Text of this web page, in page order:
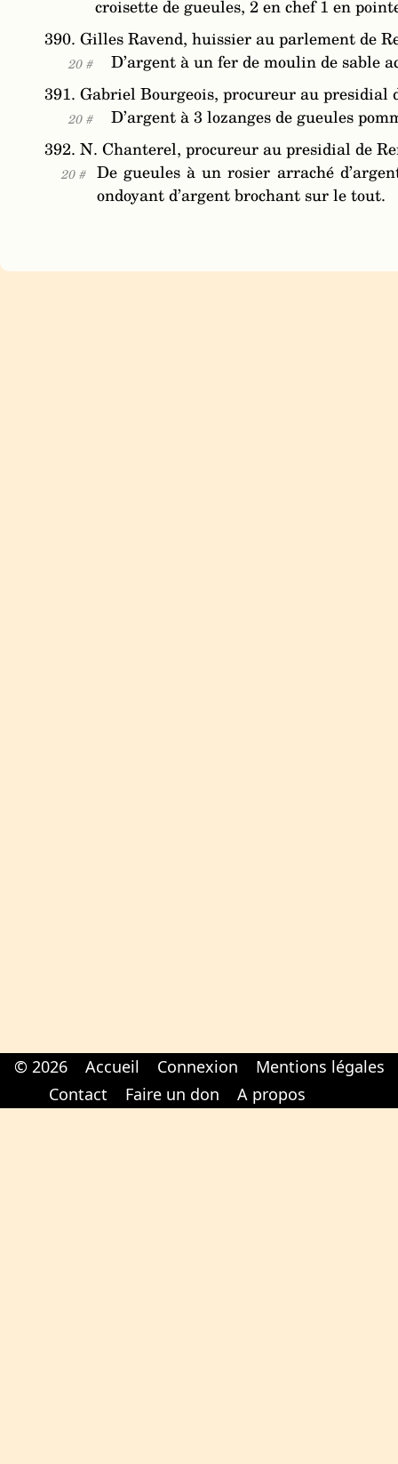
croisette de gueules, 2 en chef 1 en
390. Gilles Ravend, huissier au parlement de
20 #
D’argent à un fer de moulin de sable
391. Gabriel Bourgeois, procureur au presidial
20 #
D’argent à 3 lozanges de gueules
392. N. Chanterel, procureur au presidial de
20 #
De gueules à un rosier arraché
ondoyant d’argent brochant sur le tout.
© 2026 Accueil Connexion
Mentions légales
Contact
Faire un don A propos